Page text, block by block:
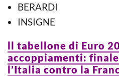
BERARDI
INSIGNE
ll tabellone di Euro
accoppiamenti: finale
l’Italia contro la